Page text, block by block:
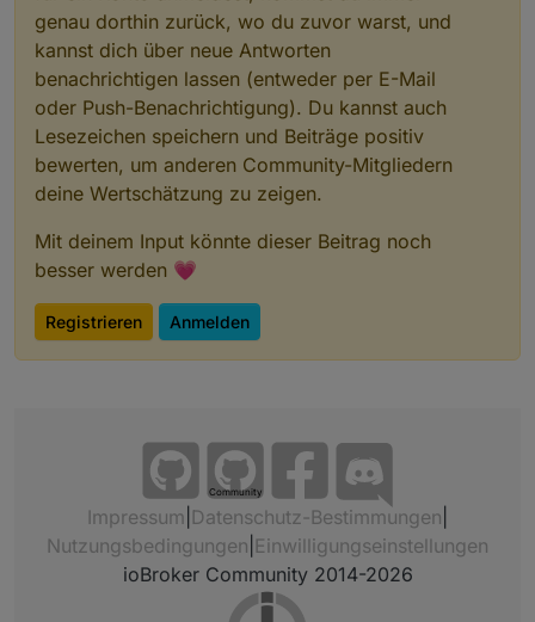
genau dorthin zurück, wo du zuvor warst, und
kannst dich über neue Antworten
benachrichtigen lassen (entweder per E-Mail
oder Push-Benachrichtigung). Du kannst auch
Lesezeichen speichern und Beiträge positiv
bewerten, um anderen Community-Mitgliedern
deine Wertschätzung zu zeigen.
Mit deinem Input könnte dieser Beitrag noch
besser werden 💗
Registrieren Anmelden
Community
Impressum Datenschutz-Bestimmungen
Nutzungsbedingungen Einwilligungseinstellungen
ioBroker Community 2014-2026